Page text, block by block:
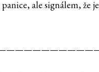
ale signálem, že